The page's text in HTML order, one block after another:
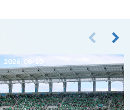
2026-08-10